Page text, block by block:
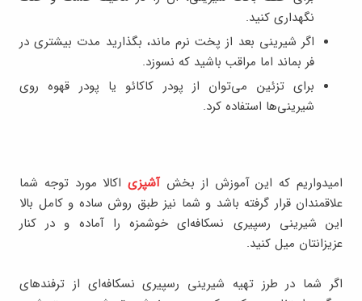
نگهداری کنید.
اگر شیرینی بعد از پخت نرم ماند، بگذارید مدت بیشتری در
فر بماند اما مراقب باشید که نسوزد.
برای تزئین می‌توان از پودر کاکائو یا پودر قهوه روی
شیرینی‌ها استفاده کرد.
امیدواریم که این آموزش از بخشآشپزیاکالا مورد توجه شما
علاقمندان قرار گرفته باشد و شما نیز طبق روش ساده و کامل بالا
این شیرینی رسپیری نسکافه‌‌ای خوشمزه را آماده و در کنار
عزیزانتان میل کنید.
اگر شما در طرز تهیه شیرینی رسپیری نسکافه‌‌ای از ترفندهای